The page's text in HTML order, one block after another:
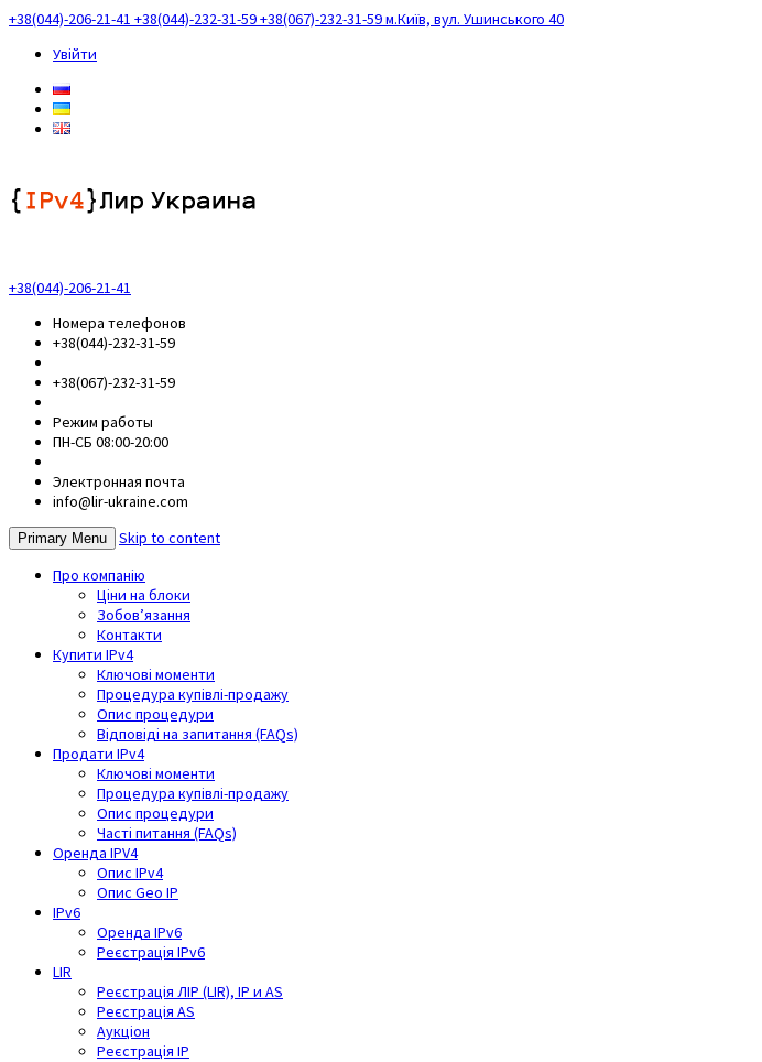
+38(044)-206-21-41 +38(044)-232-31-59+38(067)-232-31-59м.Київ, вул. Ушинського 40
Увійти
+38(044)-206-21-41
Номера телефонов
+38(044)-232-31-59
+38(067)-232-31-59
Режим работы
ПН-СБ 08:00-20:00
Электронная почта
info@lir-ukraine.com
Primary Menu
Skip to content
Про компанію
Ціни на блоки
Зобов’язання
Контакти
Купити IPv4
Ключові моменти
Процедура купівлі-продажу
Опис процедури
Відповіді на запитання (FAQs)
Продати IPv4
Ключові моменти
Процедура купівлі-продажу
Опис процедури
Часті питання (FAQs)
Оренда IPV4
Опис IPv4
Опис Geo IP
IPv6
Оренда IPv6
Реєстрація IPv6
LIR
Реєстрація ЛІР (LIR), IP и AS
Реєстрація AS
Аукціон
Реєстрація IP